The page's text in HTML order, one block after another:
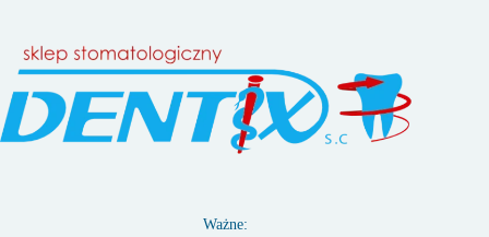
Ważne: